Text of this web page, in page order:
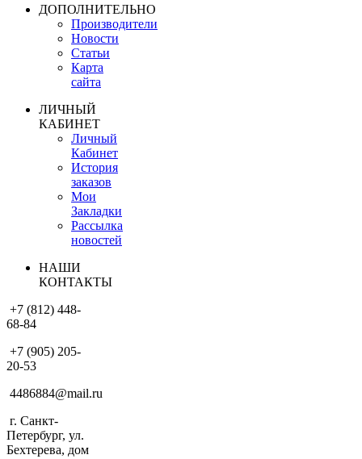
ДОПОЛНИТЕЛЬНО
Производители
Новости
Статьи
Карта
сайта
ЛИЧНЫЙ
КАБИНЕТ
Личный
Кабинет
История
заказов
Мои
Закладки
Рассылка
новостей
НАШИ
КОНТАКТЫ
+7 (812) 448-
68-84
+7 (905) 205-
20-53
4486884@mail.ru
г. Санкт-
Петербург, ул.
Бехтерева, дом